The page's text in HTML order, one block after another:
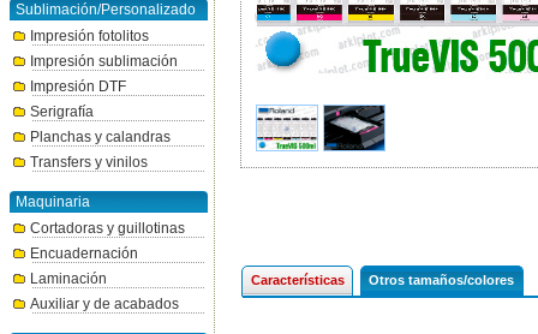
Sublimación/Personalizado
Impresión fotolitos
Impresión sublimación
Impresión DTF
Serigrafía
Planchas y calandras
Transfers y vinilos
Maquinaria
Cortadoras y guillotinas
Encuadernación
Laminación
Auxiliar y de acabados
Características Otros tamaños/colores